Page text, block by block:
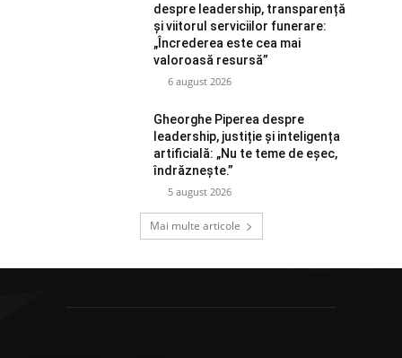
despre leadership, transparență
și viitorul serviciilor funerare:
„Încrederea este cea mai
valoroasă resursă”
6 august 2026
Gheorghe Piperea despre
leadership, justiție și inteligența
artificială: „Nu te teme de eșec,
îndrăznește.”
5 august 2026
Mai multe articole